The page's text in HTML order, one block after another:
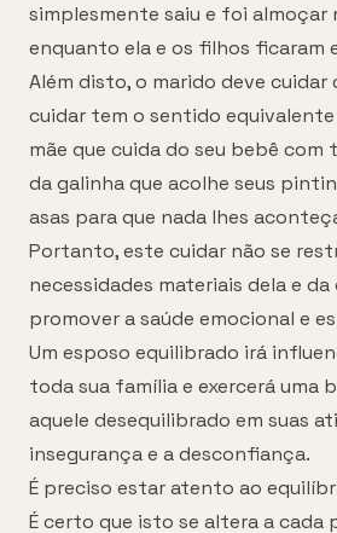
simplesmente saiu e foi almoçar
enquanto ela e os filhos ficaram
Além disto, o marido deve cuidar
cuidar tem o sentido
mãe que cuida do seu bebê com
da galinha que acolhe seus
asas para que nada lhes
Portanto, este cuidar não se
necessidades materiais dela e da
promover a saúde emocional e
Um esposo equilibrado irá
toda sua família e exercerá uma
aquele desequilibrado em suas
insegurança e a desconfiança.
É preciso estar atento ao
É certo que isto se altera a cada